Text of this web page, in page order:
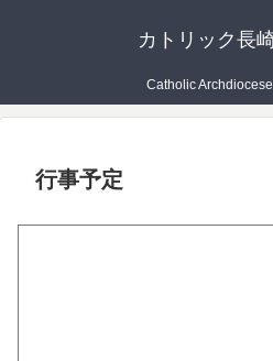
カトリック長
Catholic
行事予定